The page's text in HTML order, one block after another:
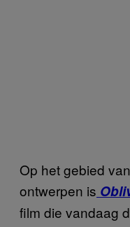
Op het gebied
ontwerpen is
film die vandaag